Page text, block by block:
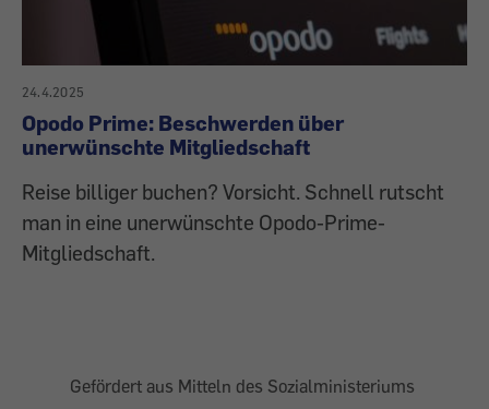
24.4.2025
Opodo Prime: Beschwerden über
unerwünschte Mitgliedschaft
Reise billiger buchen? Vorsicht. Schnell rutscht
man in eine unerwünschte Opodo-Prime-
Mitgliedschaft.
Gefördert aus Mitteln des Sozialministeriums